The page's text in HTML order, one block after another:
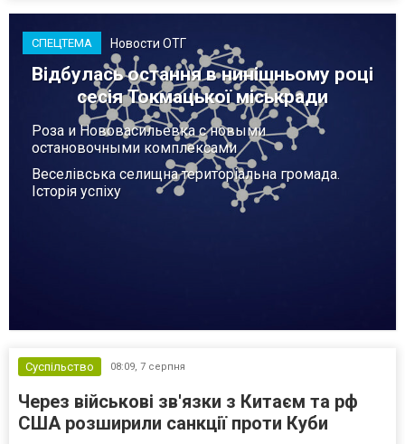
СПЕЦТЕМА Новости ОТГ
Відбулась остання в нинішньому році
сесія Токмацької міськради
Роза и Нововасильевка с новыми
остановочными комплексами
Веселівська селищна територіальна громада.
Історія успіху
Суспільство 08:09, 7 серпня
Через військові зв'язки з Китаєм та рф
США розширили санкції проти Куби